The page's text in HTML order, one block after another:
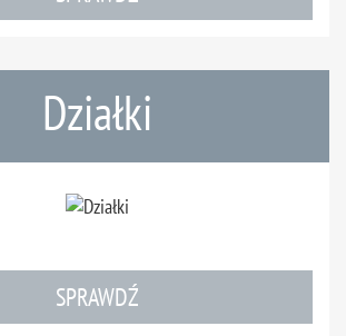
Działki
SPRAWDŹ